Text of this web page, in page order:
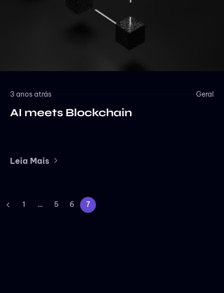
3 anos atrás Geral
AI meets Blockchain
Leia Mais
1 … 5 6 7